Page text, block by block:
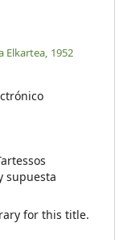
Elkartea, 1952
supuesta
for this title.